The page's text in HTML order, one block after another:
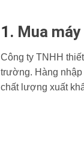
1. Mua
Công ty TNHH
trường. Hàng
chất lượng xuất